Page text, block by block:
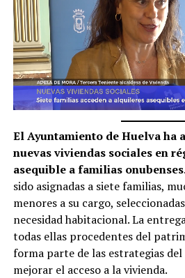
El Ayuntamiento de Huelva ha
nuevas viviendas sociales en
asequible a familias
sido asignadas a siete familias,
menores a su cargo,
necesidad habitacional. La
todas ellas procedentes del
forma parte de las estrategias
mejorar el acceso a la vivienda.